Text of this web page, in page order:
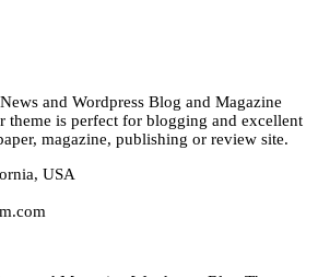
and Wordpress Blog and Magazine
theme is perfect for blogging and excellent
magazine, publishing or review site.
USA